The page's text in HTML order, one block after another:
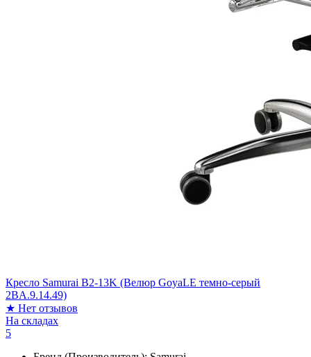
Кресло Samurai B2-13K (Велюр GoyaLE темно-серый
2BA.9.14.49)
★ Нет отзывов
На складах
5